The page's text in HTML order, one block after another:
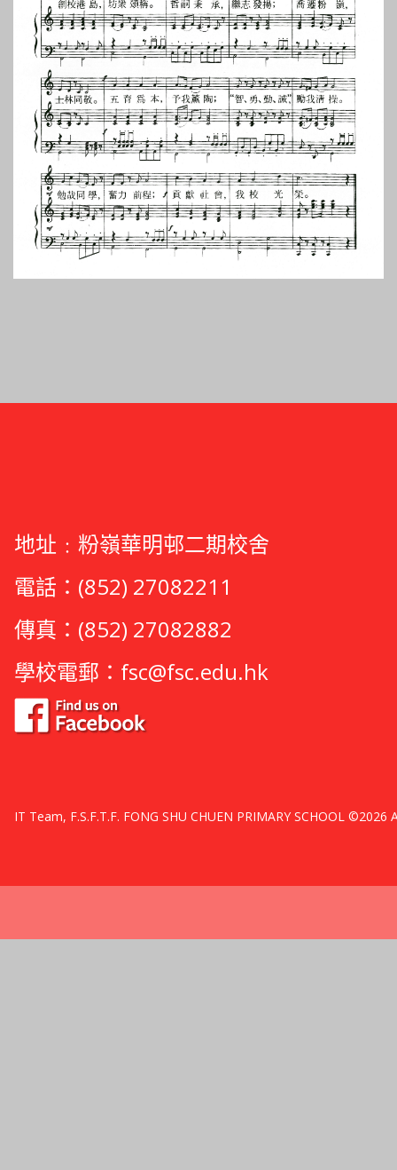
地址﹕粉嶺華明邨二期校舍
電話：(852) 27082211
傳真：(852) 27082882
學校電郵： fsc@fsc.edu.hk
IT Team, F.S.F.T.F. FONG SHU CHUEN PRIMARY SCHOOL ©2026